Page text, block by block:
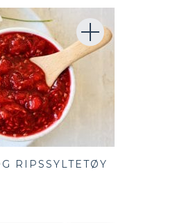
RIPSSYLTETØY